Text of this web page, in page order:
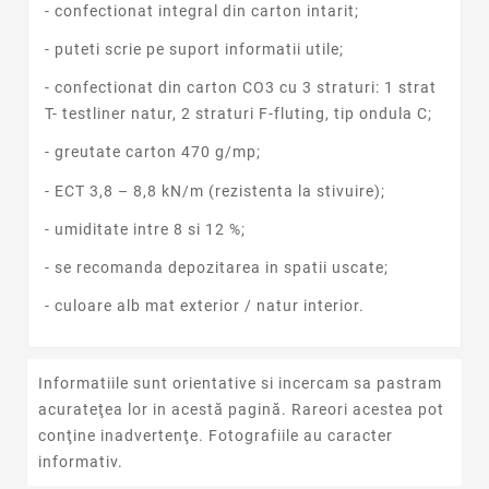
- confectionat integral din carton intarit;
- puteti scrie pe suport informatii utile;
- confectionat din carton CO3 cu 3 straturi: 1 strat
T- testliner natur, 2 straturi F-fluting, tip ondula C;
- greutate carton 470 g/mp;
- ECT 3,8 – 8,8 kN/m (rezistenta la stivuire);
- umiditate intre 8 si 12 %;
- se recomanda depozitarea in spatii uscate;
- culoare alb mat exterior / natur interior.
Informatiile sunt orientative si incercam sa pastram
acurateţea lor in acestă pagină. Rareori acestea pot
conţine inadvertenţe. Fotografiile au caracter
informativ.